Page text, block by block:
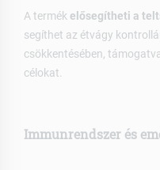
A termék elősegítheti a
segíthet az étvágy
csökkentésében,
célokat.
Immunrendszer és